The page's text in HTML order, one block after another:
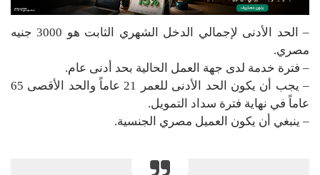
– الحد الأدنى لإجمالي الدخل الشهري الثابت هو 3000 جنيه
مصري.
– فترة خدمة لدى جهة العمل الحالية بحد أدنى عام.
– يجب أن يكون الحد الأدنى للعمر 21 عاماً والحد الأقصى 65
عاماً في نهاية فترة سداد التمويل.
– ينبغي أن يكون العميل مصري الجنسية.